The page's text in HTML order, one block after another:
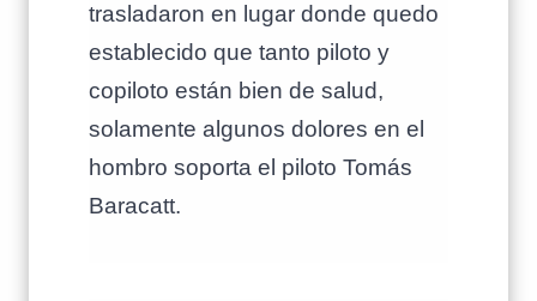
trasladaron en lugar donde quedo
establecido que tanto piloto y
copiloto están bien de salud,
solamente algunos dolores en el
hombro soporta el piloto Tomás
Baracatt.